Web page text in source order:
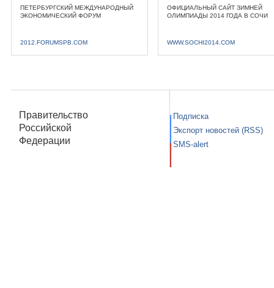
ПЕТЕРБУРГСКИЙ МЕЖДУНАРОДНЫЙ
ЭКОНОМИЧЕСКИЙ ФОРУМ
2012.FORUMSPB.COM
ОФИЦИАЛЬНЫЙ САЙТ ЗИМНЕЙ
ОЛИМПИАДЫ 2014 ГОДА В СОЧИ
WWW.SOCHI2014.COM
Правительство
Российской
Федерации
Подписка
Экспорт новостей (RSS)
SMS-alert